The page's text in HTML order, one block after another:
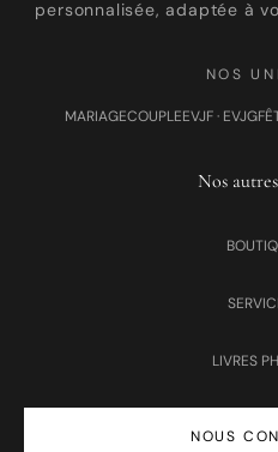
personnalisée, adaptée à
NOS
MARIAGECOUPLEEVJF · EVJG
Nos
LIVRES
NOUS